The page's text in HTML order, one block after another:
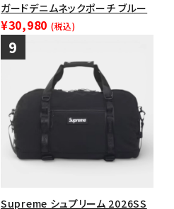
ガードデニムネックポーチ ブルー
¥30,980 (税込)
Supreme シュプリーム 2026SS